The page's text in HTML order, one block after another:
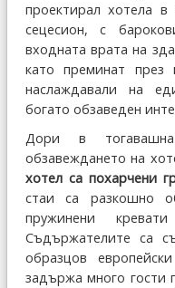
проектирал хотела
сецесион, с
входната врата на
като преминат през
наслаждавали на
богато обзаведен
Дори в
обзавеждането на
хотел са похарчени
стаи са разкошно
пружинени
Съдържателите са
образцов
задържа много гости